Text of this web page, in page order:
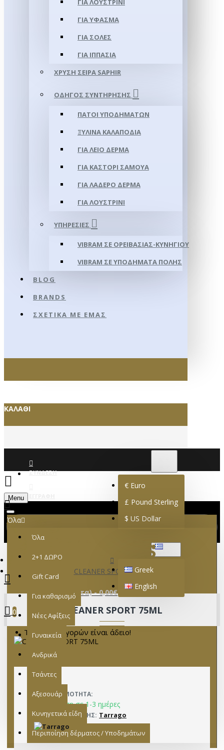
ΓΙΑ ΛΟΥΣΤΡΊΝΙ
ΓΙΑ ΥΦΑΣΜΑ
ΓΙΑ ΣΌΛΕΣ
ΓΙΑ ΙΠΠΑΣΊΑ
ΧΡΥΣΉ ΣΕΙΡΆ SAPHIR
ΟΔΗΓΌΣ ΣΥΝΤΉΡΗΣΗΣ
ΠΆΤΟΙ ΥΠΟΔΗΜΆΤΩΝ
ΞΎΛΙΝΑ ΚΑΛΑΠΌΔΙΑ
ΓΙΑ ΛΕΊΟ ΔΈΡΜΑ
ΓΙΑ ΚΑΣΤΌΡΙ ΣΑΜΟΎΑ
ΓΙΑ ΛΑΔΕΡΌ ΔΈΡΜΑ
ΓΙΑ ΛΟΥΣΤΡΊΝΙ
ΥΠΗΡΕΣΊΕΣ
VIBRAM ΣΕ ΟΡΕΙΒΑΣΊΑΣ-ΚΥΝΗΓΊΟΥ
VIBRAM ΣΕ ΥΠΟΔΉΜΑΤΑ ΠΌΛΗΣ
BLOG
BRANDS
ΣΧΕΤΙΚΆ ΜΕ ΕΜΆΣ
ΚΑΛΆΘΙ
ΣΎΝΔΕΣΗ
€ Euro
£ Pound Sterling
$ US Dollar
Greek
English
Menu
0 προϊόν(τα) - 0,00€
0
Το καλάθι αγορών είναι άδειο!
Όλα
Όλα
2+1 ΔΩΡΟ
Gift Card
Για καθαρισμό
Νέες Αφίξεις
Γυναικεία
Ανδρικά
Τσάντες
Αξεσουάρ
Κυνηγετικά είδη
Περιποίηση δέρματος / Υποδημάτων
CLEANER SPORT 75ML
CLEANER SPORT 75ML
ΔΙΑΘΕΣΙΜΌΤΗΤΑ:
Παράδοση σε 1-3 ημέρες
ΚΑΤΑΣΚΕΥΑΣΤΉΣ: Tarrago
ΜΟΝΤΈΛΟ: 15282017